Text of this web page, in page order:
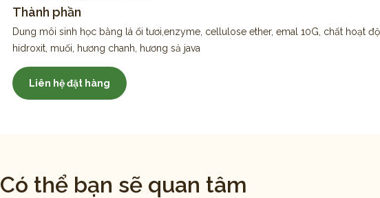
Thành phần
Dung môi sinh học bằng lá ổi tươi,enzyme, cellulose ether, emal 10G, chất hoạt
hidroxit, muối, hương chanh, hương sả java
Liên hệ đặt hàng
Có thể bạn sẽ quan tâm